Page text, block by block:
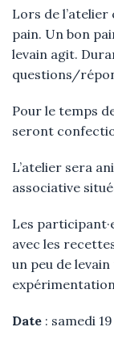
Lors de
pain. Un bon
levain agit.
questions/
Pour le temps
seront
L’atelier sera
associative
Les
avec les
un peu de levain
Date : samedi